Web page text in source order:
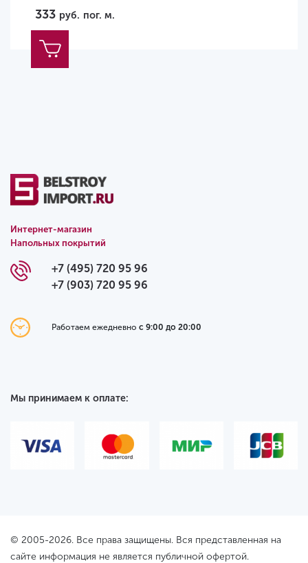
333 руб. пог. м.
Интернет-магазин
Напольных покрытий
+7 (495) 720 95 96
+7 (903) 720 95 96
Работаем ежедневно с 9:00 до 20:00
Мы принимаем к оплате:
© 2005-2026. Все права защищены. Вся представленная на
сайте информация не является публичной офертой.